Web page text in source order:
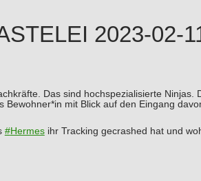
2023-02-
Das sind hochspezialisierte Ninjas.
mit Blick auf den Eingang
#Hermesihr Tracking gecrashed hat und